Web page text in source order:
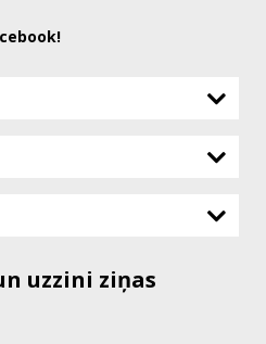
uzzini ziņas